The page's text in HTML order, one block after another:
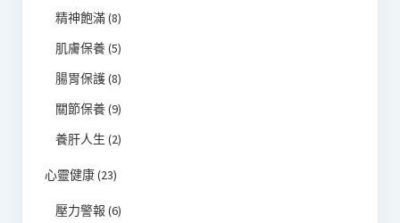
精神飽滿(8)
肌膚保養(5)
腸胃保護(8)
關節保養(9)
養肝人生 (2)
心靈健康(23)
壓力警報 (6)